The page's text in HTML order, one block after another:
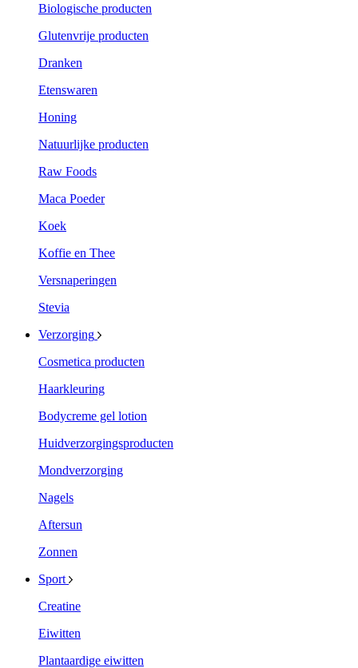
Biologische producten
Glutenvrije producten
Dranken
Etenswaren
Honing
Natuurlijke producten
Raw Foods
Maca Poeder
Koek
Koffie en Thee
Versnaperingen
Stevia
Verzorging
Cosmetica producten
Haarkleuring
Bodycreme gel lotion
Huidverzorgingsproducten
Mondverzorging
Nagels
Aftersun
Zonnen
Sport
Creatine
Eiwitten
Plantaardige eiwitten